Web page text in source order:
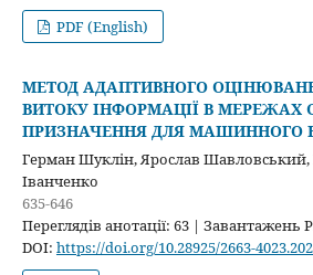
PDF (English)
МЕТОД АДАПТИВНОГО
ВИТОКУ ІНФОРМАЦІЇ В МЕРЕЖАХ
ПРИЗНАЧЕННЯ ДЛЯ МАШИННОГО
Герман Шуклін, Ярослав Шавловський,
Іванченко
635-646
Переглядів анотації: 63 | Завантажень
DOI: https://doi.org/10.28925/2663-